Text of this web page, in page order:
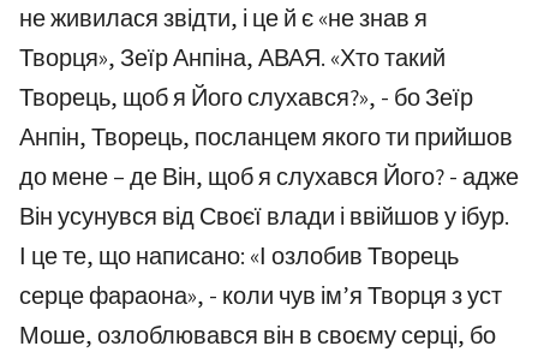
не живилася звідти, і це й є «не знав я
Творця», Зеїр Анпіна, АВАЯ. «Хто такий
Творець, щоб я Його слухався?», - бо Зеїр
Анпін, Творець, посланцем якого ти прийшов
до мене – де Він, щоб я слухався Його? - адже
Він усунувся від Своєї влади і ввійшов у ібур.
І це те, що написано: «І озлобив Творець
серце фараона», - коли чув ім’я Творця з уст
Моше, озлоблювався він в своєму серці, бо